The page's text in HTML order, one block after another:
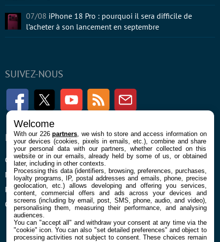
SUIVEZ-NOUS
FacebookTwitter Youtube RSS Newsletter
ENTREPRISE
Confidentialité et Cookies
Mentions légales et CGU
Préférences Cookies
Qui sommes nous
À PROPOS
Contact
07/08 iPhone 18 Pro : pourquoi il sera difficile de
l’acheter à son lancement en septembre
Welcome
With our 226partners , we wish to store and access information on
your devices (cookies, pixels in emails, etc.), combine and share
your personal data with our partners, whether collected on this
website or in our emails, already held by some of us, or obtained
later, including in other contexts.
Processing this data (identifiers, browsing, preferences, purchases,
loyalty programs, IP, postal addresses and emails, phone, precise
geolocation, etc.) allows developing and offering you services,
content, commercial offers and ads across your devices and
screens (including by email, post, SMS, phone, audio, and video),
personalising them, measuring their performance, and analysing
audiences.
You can "accept all" and withdraw your consent at any time via the
"cookie" icon. You can also "set detailed preferences" and object to
processing activities not subject to consent. These choices remain